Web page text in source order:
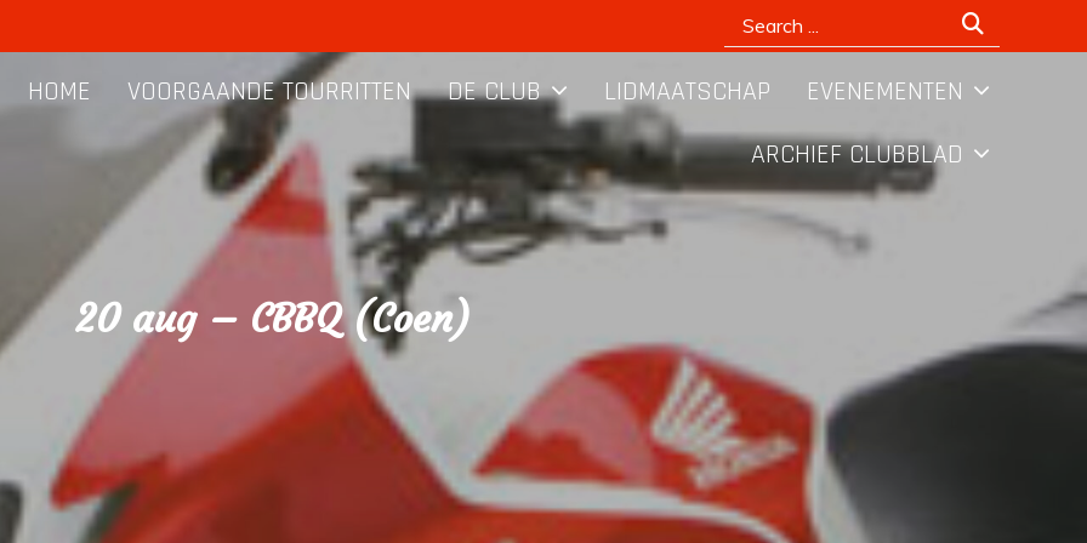
Search
for:
HOME VOORGAANDE TOURRITTEN DE CLUB LIDMAATSCHAP
EVENEMENTEN
ARCHIEF CLUBBLAD
20 aug – CBBQ (Coen)